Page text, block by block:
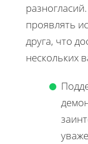
проявлять
друга, что
нескольких